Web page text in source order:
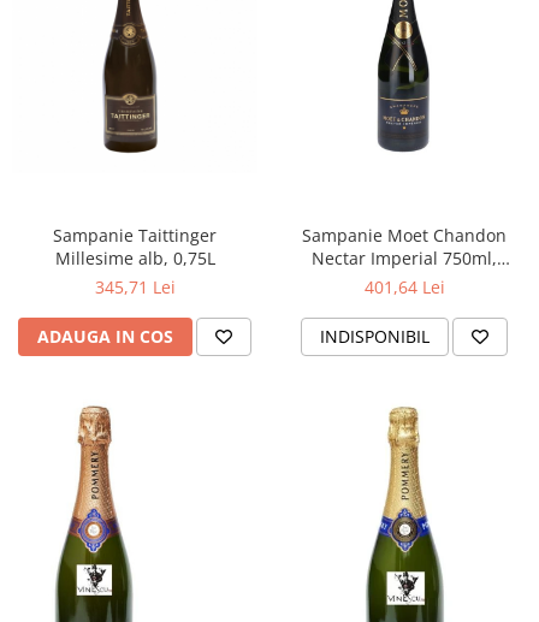
Sampanie Taittinger
Millesime alb, 0,75L
345,71 Lei
ADAUGA IN COS
Sampanie Moet Chandon
Nectar Imperial 750ml,
Promotie
401,64 Lei
INDISPONIBIL